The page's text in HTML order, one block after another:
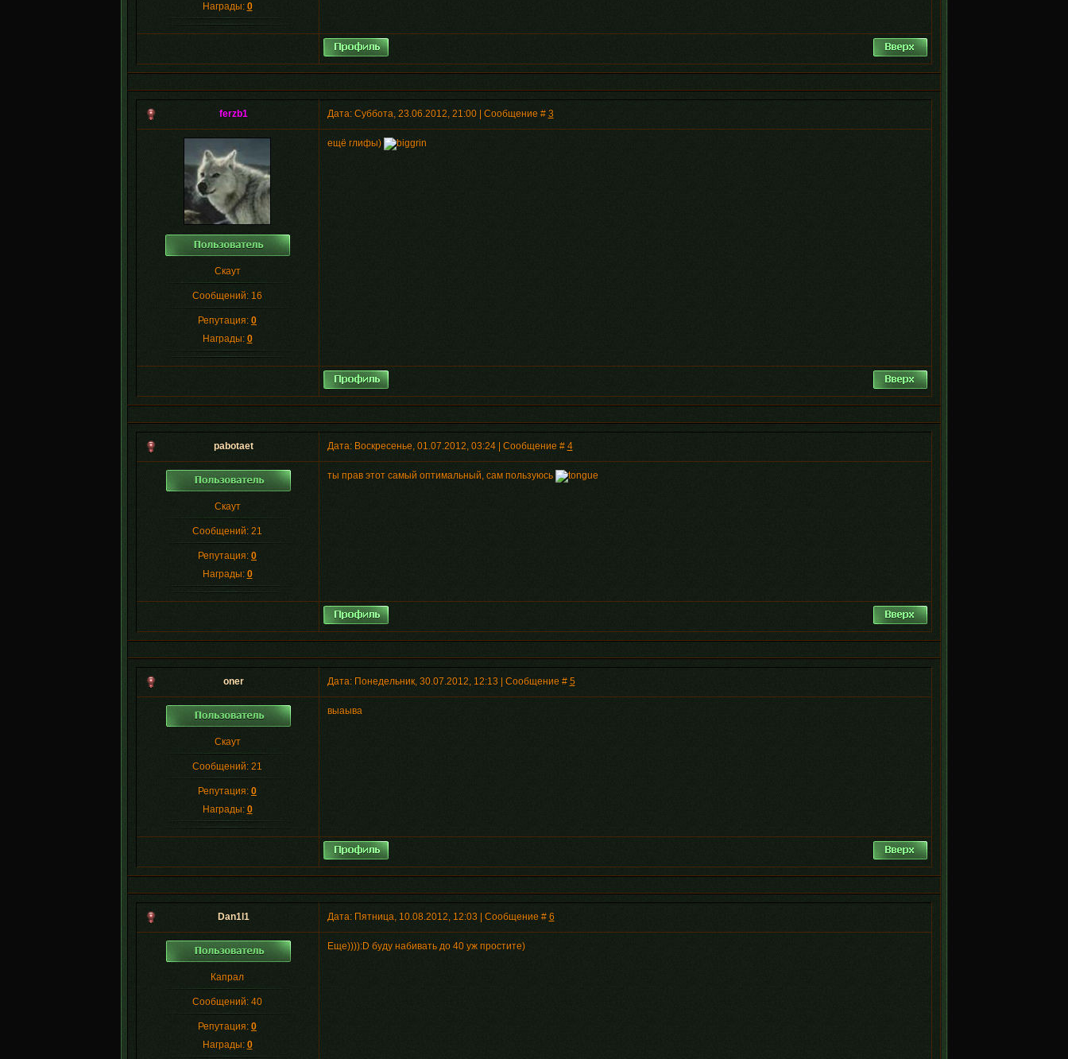
Награды: 0
ferzb1 Дата: Суббота, 23.06.2012, 21:00 | Сообщение # 3
Скаут
Сообщений: 16
Репутация: 0
Награды: 0
ещё глифы)
pabotaet Дата: Воскресенье, 01.07.2012, 03:24 | Сообщение # 4
Скаут
Сообщений: 21
Репутация: 0
Награды: 0
ты прав этот самый оптимальный, сам пользуюсь
oner Дата: Понедельник, 30.07.2012, 12:13 | Сообщение # 5
Скаут
Сообщений: 21
Репутация: 0
Награды: 0
выаыва
Dan1l1 Дата: Пятница, 10.08.2012, 12:03 | Сообщение # 6
Капрал
Сообщений: 40
Репутация: 0
Награды: 0
Еще)))):D буду набивать до 40 уж простите)